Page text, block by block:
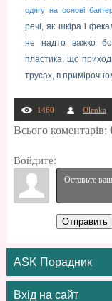
одягу на основі
речі, як шкіра і
не надто важко
пластика, що
трусах, в
1460 Olenka
Всього коментарів:
Войдите:
Отправить
ASK Порадник
Вхід на сайт